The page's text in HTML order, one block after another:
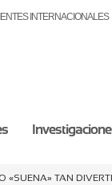
INTERNACIONALES
«suena» tan